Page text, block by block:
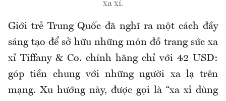
xa xỉ.
Giới trẻ Trung Quốc đã nghĩ ra một cách đầy
sáng tạo để sở hữu những món đồ trang sức xa
xỉ Tiffany & Co. chính hãng chỉ với 42 USD:
góp tiền chung với những người xa lạ trên
mạng. Xu hướng này, được gọi là “xa xỉ dùng